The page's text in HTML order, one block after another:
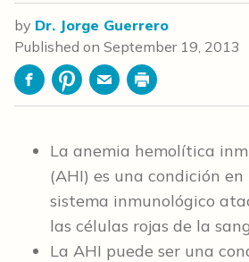
by Dr. Jorge Guerrero
Published on September 19, 2013
FacebookPinterestEmailPrint
La anemia hemolítica
(AHI) es una condición
sistema inmunológico
las células rojas de la
La AHI puede ser una